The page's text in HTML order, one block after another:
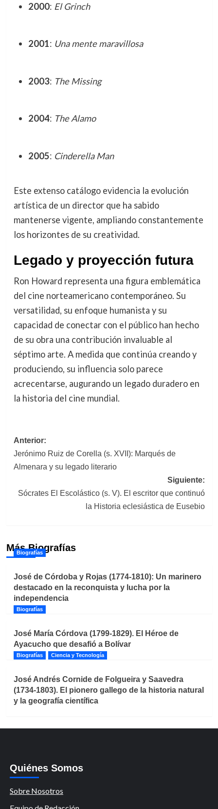
2000: El Grinch
2001: Una mente maravillosa
2003: The Missing
2004: The Alamo
2005: Cinderella Man
Este extenso catálogo evidencia la evolución
artística de un director que ha sabido
mantenerse vigente, ampliando constantemente
los horizontes de su creatividad.
Legado y proyección futura
Ron Howard representa una figura emblemática
del cine norteamericano contemporáneo. Su
versatilidad, su enfoque humanista y su
capacidad de conectar con el público han hecho
de su obra una contribución invaluable al
séptimo arte. A medida que continúa creando y
produciendo, su influencia solo parece
acrecentarse, augurando un legado duradero en
la historia del cine mundial.
Navegación
de
entradas
Anterior:
Jerónimo Ruiz de Corella (s. XVII): Marqués de
Almenara y su legado literario
Siguiente:
Sócrates El Escolástico (s. V). El escritor que continuó
la Historia eclesiástica de Eusebio
Más Biografías
Biografías
José de Córdoba y Rojas (1774-1810): Un marinero
destacado en la reconquista y lucha por la
independencia
Biografías
José María Córdova (1799-1829). El Héroe de
Ayacucho que desafió a Bolívar
Biografías Ciencia y Tecnología
José Andrés Cornide de Folgueira y Saavedra
(1734-1803). El pionero gallego de la historia natural
y la geografía científica
Quiénes Somos
Sobre Nosotros